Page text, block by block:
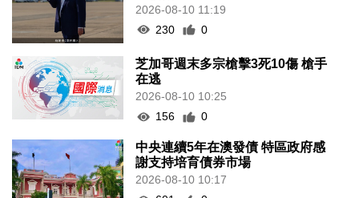
2026-08-10 11:19
230
0
芝加哥週末多宗槍擊3死10傷 槍手
在逃
2026-08-10 10:25
156
0
中央連續5年在澳發債 特區政府感
謝支持培育債券市場
2026-08-10 10:17